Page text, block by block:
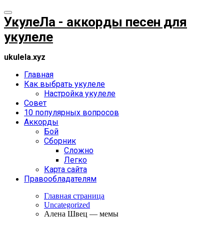
УкулеЛа - аккорды песен для
укулеле
ukulela.xyz
Главная
Как выбрать укулеле
Настройка укулеле
Совет
10 популярных вопросов
Аккорды
Бой
Сборник
Сложно
Легко
Карта сайта
Правообладателям
Главная страница
Uncategorized
Алена Швец — мемы